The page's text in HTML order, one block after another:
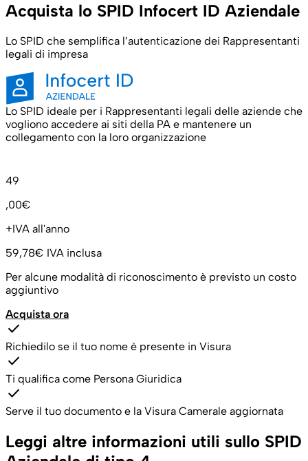
Acquista lo SPID Infocert ID Aziendale
Lo SPID che semplifica l’autenticazione dei Rappresentanti
legali di impresa
Lo SPID ideale per i Rappresentanti legali delle aziende che
vogliono accedere ai siti della PA e mantenere un
collegamento con la loro organizzazione
49
,00€
+IVA all'anno
59,78€ IVA inclusa
Per alcune modalità di riconoscimento è previsto un costo
aggiuntivo
Acquista ora
check
Richiedilo se il tuo nome è presente in Visura
check
Ti qualifica come Persona Giuridica
check
Serve il tuo documento e la Visura Camerale aggiornata
Leggi altre informazioni utili sullo SPID